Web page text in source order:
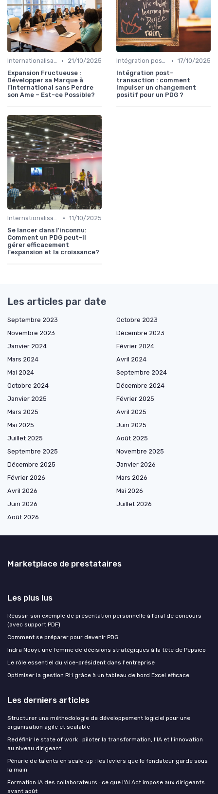
Internationalisation & expansion •
21/10/2025
Expansion Fructueuse :
Développer sa Marque à
l'International sans Perdre
son Ame – Est-ce Possible?
Intégration post-acquisition • 17/10/2025
Intégration post-
transaction : comment
impulser un changement
positif pour un PDG ?
Internationalisation & expansion • 11/10/2025
Se lancer dans l'inconnu:
Comment un PDG peut-il
gérer efficacement
l'expansion et la croissance?
Les articles par date
Septembre 2023
Octobre 2023
Novembre 2023
Décembre 2023
Janvier 2024
Février 2024
Mars 2024
Avril 2024
Mai 2024
Septembre 2024
Octobre 2024
Décembre 2024
Janvier 2025
Février 2025
Mars 2025
Avril 2025
Mai 2025
Juin 2025
Juillet 2025
Août 2025
Septembre 2025
Novembre 2025
Décembre 2025
Janvier 2026
Février 2026
Mars 2026
Avril 2026
Mai 2026
Juin 2026
Juillet 2026
Août 2026
Marketplace de prestataires
Les plus lus
Réussir son exemple de présentation personnelle à l’oral de concours
(avec support PDF)
Comment se préparer pour devenir PDG
Indra Nooyi, une femme de décisions stratégiques à la tête de Pepsico
Le rôle essentiel du vice-président dans l'entreprise
Optimiser la gestion RH grâce à un tableau de bord Excel efficace
Les derniers articles
Structurer une méthodologie de développement logiciel pour une
organisation agile et scalable
Redéfinir le state of work : piloter la transformation, l’IA et l’innovation
au niveau dirigeant
Pénurie de talents en scale-up : les leviers que le fondateur garde sous
la main
Formation IA des collaborateurs : ce que l'AI Act impose aux dirigeants
avant août